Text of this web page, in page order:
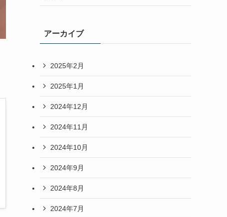
アーカイブ
2025年2月
2025年1月
2024年12月
2024年11月
2024年10月
2024年9月
2024年8月
2024年7月